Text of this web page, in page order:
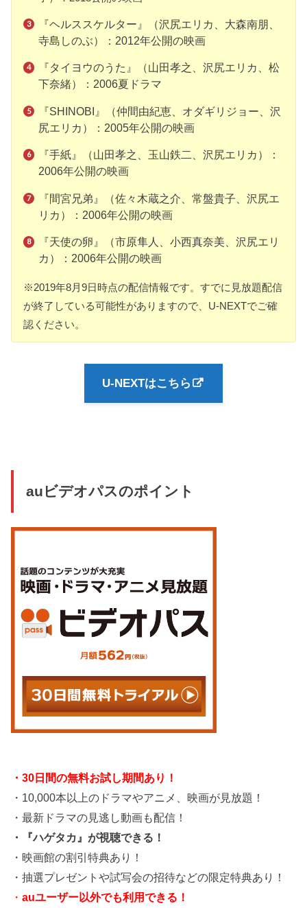
『ヘルススケルター』（沢尻エリカ、大森南朋、
寺島しのぶ）：2012年公開の映画
『タイヨウのうた』（山田孝之、沢尻エリカ、松
下奈緒）：2006夏ドラマ
『SHINOBI』（仲間由紀恵、オダギリジョー、沢
尻エリカ）：2005年公開の映画
『手紙』（山田孝之、玉山鉄二、沢尻エリカ）：
2006年公開の映画
『間宮兄弟』（佐々木蔵之介、常盤貴子、沢尻エ
リカ）：2006年公開の映画
『天使の卵』（市原隼人、小西真奈美、沢尻エリ
カ）：2006年公開の映画
※2019年8月9日時点の配信情報です。すでに見放題配信
が終了している可能性がありますので、U-NEXTでご確
認ください。
U-NEXTはこちら
auビデオパスのポイント
・30日間の無料お試し期間あり！
・10,000本以上のドラマやアニメ、映画が見放題！
・最新ドラマの見逃し動画も配信！
・『ハゲタカ』が視聴できる！
・映画館の割引特典あり！
・抽選プレゼントや試写会の招待などの限定特典あり！
・auユーザー以外でも利用できる！